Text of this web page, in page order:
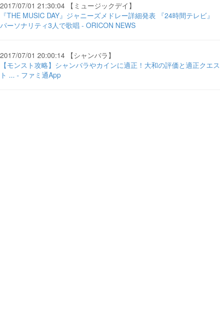
2017/07/01 21:30:04 【ミュージックデイ】
『THE MUSIC DAY』ジャニーズメドレー詳細発表 『24時間テレビ』
パーソナリティ3人で歌唱 - ORICON NEWS
2017/07/01 20:00:14 【シャンバラ】
【モンスト攻略】シャンバラやカインに適正！大和の評価と適正クエス
ト ... - ファミ通App